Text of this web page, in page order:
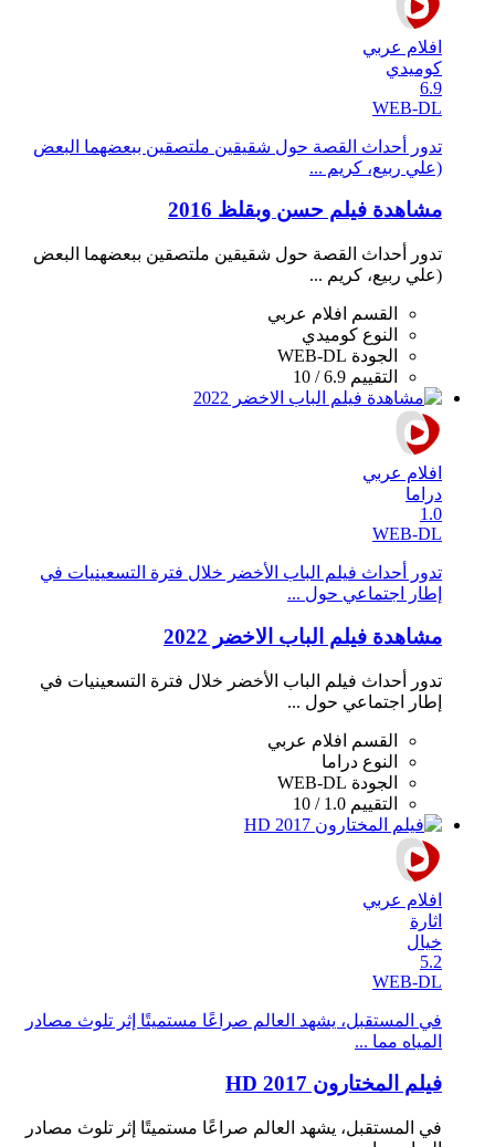
افلام عربي
كوميدي
6.9
WEB-DL
تدور أحداث القصة حول شقيقين ملتصقين ببعضهما البعض
(علي ربيع، كريم ...
مشاهدة فيلم حسن وبقلظ 2016
تدور أحداث القصة حول شقيقين ملتصقين ببعضهما البعض
(علي ربيع، كريم ...
القسم
افلام عربي
النوع كوميدي
الجودة WEB-DL
التقييم 6.9 / 10
افلام عربي
دراما
1.0
WEB-DL
تدور أحداث فيلم الباب الأخضر خلال فترة التسعينيات في
إطار اجتماعي حول ...
مشاهدة فيلم الباب الاخضر 2022
تدور أحداث فيلم الباب الأخضر خلال فترة التسعينيات في
إطار اجتماعي حول ...
القسم
افلام عربي
النوع دراما
الجودة WEB-DL
التقييم 1.0 / 10
افلام عربي
اثارة
خيال
5.2
WEB-DL
في المستقبل، يشهد العالم صراعًا مستميتًا إثر تلوث مصادر
المياه مما ...
فيلم المختارون 2017 HD
في المستقبل، يشهد العالم صراعًا مستميتًا إثر تلوث مصادر